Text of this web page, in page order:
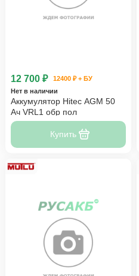
12 700 ₽
12400 ₽ + БУ
Нет в наличии
Аккумулятор Hitec AGM 50
Ач VRL1 обр пол
Купить